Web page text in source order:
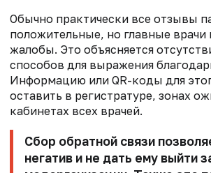
Обычно практически все отзывы
положительные, но главные врачи
жалобы. Это объясняется
способов для выражения
Информацию или QR-коды для
оставить в регистратуре, зонах
кабинетах всех врачей.
Сбор обратной связи
негатив и не дать ему выйти